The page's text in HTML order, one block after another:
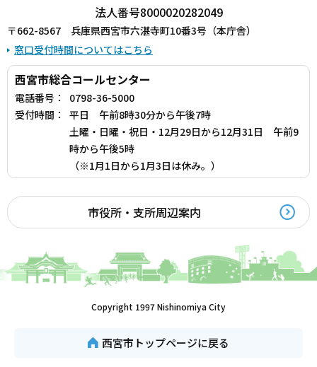
法人番号8000020282049
〒662-8567 兵庫県西宮市六湛寺町10番3号（本庁舎）
窓口受付時間についてはこちら
西宮市総合コールセンター
電話番号：
0798-36-5000
受付時間：
平日 午前8時30分から午後7時
土曜・日曜・祝日・12月29日から12月31日 午前9
時から午後5時
（※1月1日から1月3日は休み。）
市役所・支所周辺案内
Copyright 1997 Nishinomiya City
西宮市トップページに戻る